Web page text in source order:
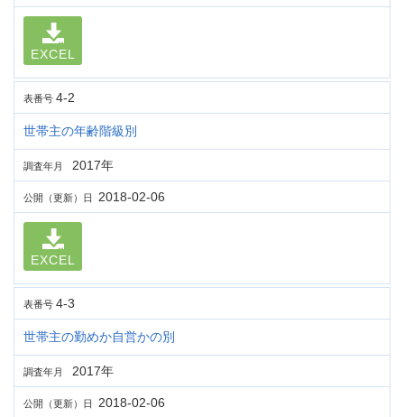
EXCEL
表番号 4-2
世帯主の年齢階級別
調査年月 2017年
公開（更新）日 2018-02-06
EXCEL
表番号 4-3
世帯主の勤めか自営かの別
調査年月 2017年
公開（更新）日 2018-02-06